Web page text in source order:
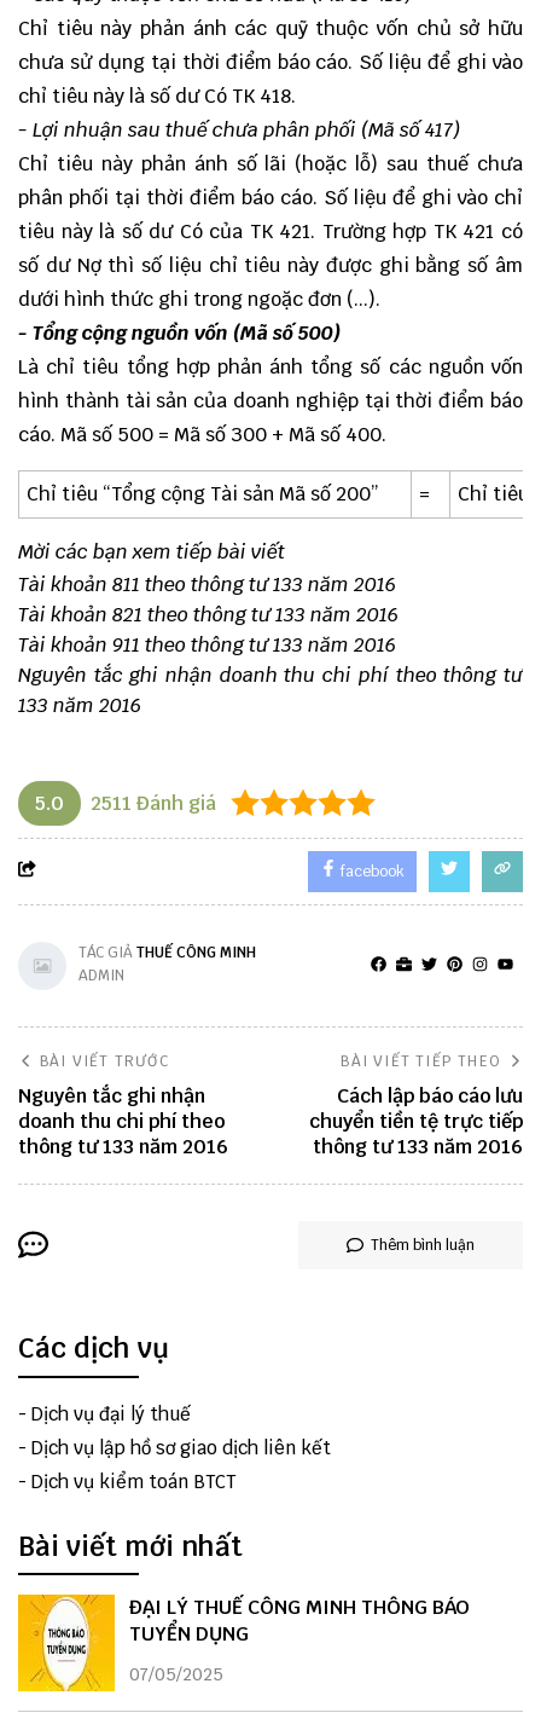
Chỉ tiêu này phản ánh các quỹ thuộc vốn chủ sở hữu
chưa sử dụng tại thời điểm báo cáo. Số liệu để ghi vào
chỉ tiêu này là số dư Có TK 418.
- Lợi nhuận sau thuế chưa phân phối (Mã số 417)
Chỉ tiêu này phản ánh số lãi (hoặc lỗ) sau thuế chưa
phân phối tại thời điểm báo cáo. Số liệu để ghi vào chỉ
tiêu này là số dư Có của TK 421. Trường hợp TK 421 có
số dư Nợ thì số liệu chỉ tiêu này được ghi bằng số âm
dưới hình thức ghi trong ngoặc đơn (...).
- Tổng cộng nguồn vốn (Mã số 500)
Là chỉ tiêu tổng hợp phản ánh tổng số các nguồn vốn
hình thành tài sản của doanh nghiệp tại thời điểm báo
cáo. Mã số 500 = Mã số 300 + Mã số 400.
Chỉ tiêu “Tổng cộng Tài sản Mã số 200” = Chỉ tiêu
Mời các bạn xem tiếp bài viết
Tài khoản 811 theo thông tư 133 năm 2016
Tài khoản 821 theo thông tư 133 năm 2016
Tài khoản 911 theo thông tư 133 năm 2016
Nguyên tắc ghi nhận doanh thu chi phí theo thông tư
133 năm 2016
5.0 2511 Đánh giá
facebook
TÁC GIẢTHUẾ CÔNG MINH
ADMIN
BÀI VIẾT TRƯỚC
Nguyên tắc ghi nhận
doanh thu chi phí theo
thông tư 133 năm 2016
BÀI VIẾT TIẾP THEO
Cách lập báo cáo lưu
chuyển tiền tệ trực tiếp
thông tư 133 năm 2016
Thêm bình luận
Các dịch vụ
- Dịch vụ đại lý thuế
- Dịch vụ lập hồ sơ giao dịch liên kết
- Dịch vụ kiểm toán BTCT
Bài viết mới nhất
ĐẠI LÝ THUẾ CÔNG MINH THÔNG BÁO
TUYỂN DỤNG
07/05/2025